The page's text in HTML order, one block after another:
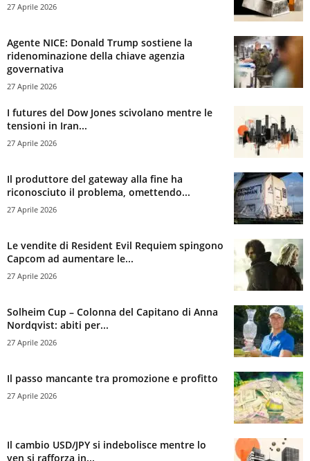
27 Aprile 2026
Agente NICE: Donald Trump sostiene la
ridenominazione della chiave agenzia
governativa
27 Aprile 2026
I futures del Dow Jones scivolano mentre le
tensioni in Iran...
27 Aprile 2026
Il produttore del gateway alla fine ha
riconosciuto il problema, omettendo...
27 Aprile 2026
Le vendite di Resident Evil Requiem spingono
Capcom ad aumentare le...
27 Aprile 2026
Solheim Cup – Colonna del Capitano di Anna
Nordqvist: abiti per...
27 Aprile 2026
Il passo mancante tra promozione e profitto
27 Aprile 2026
Il cambio USD/JPY si indebolisce mentre lo
yen si rafforza in...